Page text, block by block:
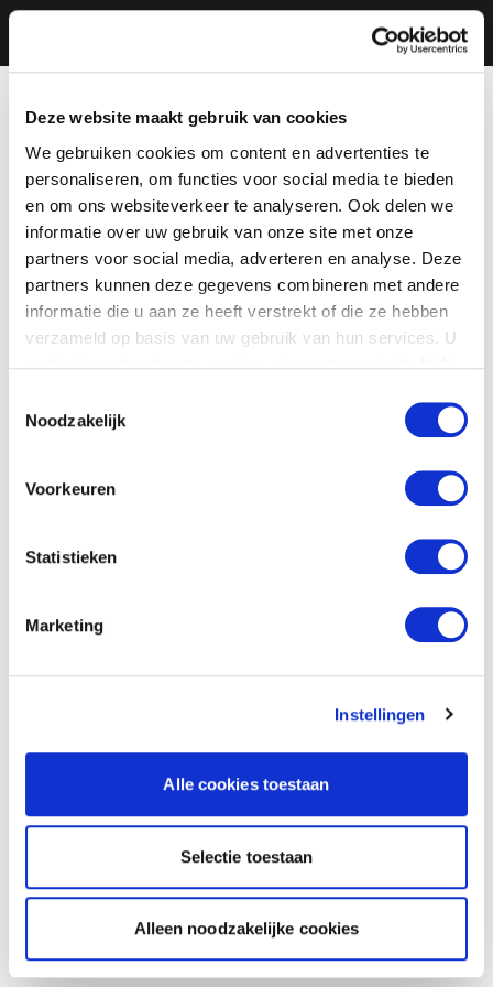
Deze website maakt gebruik van cookies
We gebruiken cookies om content en advertenties te
personaliseren, om functies voor social media te bieden
en om ons websiteverkeer te analyseren. Ook delen we
informatie over uw gebruik van onze site met onze
partners voor social media, adverteren en analyse. Deze
partners kunnen deze gegevens combineren met andere
informatie die u aan ze heeft verstrekt of die ze hebben
verzameld op basis van uw gebruik van hun services. U
Noodzakelijk
Voorkeuren
Statistieken
Marketing
Instellingen
Alle cookies toestaan
Selectie toestaan
Alleen noodzakelijke cookies